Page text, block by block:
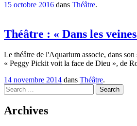
15 octobre 2016 dans Théâtre.
Théâtre : « Dans les
Le théâtre de l'Aquarium associe, dans
« Peggy Pickit voit la face de Dieu », de
14 novembre 2014 dans Théâtre.
Search
Archives